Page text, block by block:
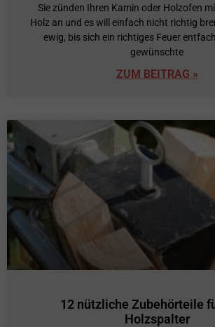
Sie zünden Ihren Kamin oder Holzofen
Holz an und es will einfach nicht richtig
ewig, bis sich ein richtiges Feuer
gewünschte
ZUM BEITRAG »
12 nützliche Zubehörteile
Holzspalter